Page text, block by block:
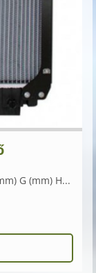
G (mm) H...